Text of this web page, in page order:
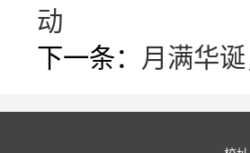
动​
下一条： 月满华